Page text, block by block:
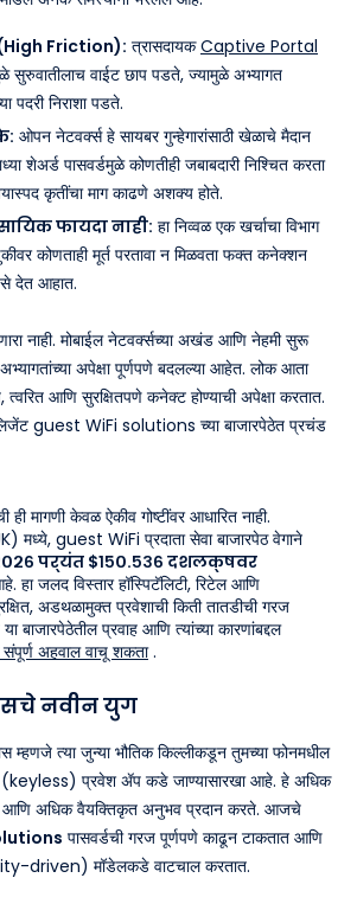
Friction): त्रासदायकCaptive Portal
सुरुवातीलाच वाईट छाप पडते, ज्यामुळे अभ्यागत
पदरी निराशा पडते.
ओपन नेटवर्क्स हे सायबर गुन्हेगारांसाठी खेळाचे मैदान
शेअर्ड पासवर्डमुळे कोणतीही जबाबदारी निश्चित करता
कृतींचा माग काढणे अशक्य होते.
फायदा नाही: हा निव्वळ एक खर्चाचा विभाग
कोणताही मूर्त परतावा न मिळवता फक्त कनेक्शन
देत आहात.
नाही. मोबाईल नेटवर्क्सच्या अखंड आणि नेहमी सुरू
अभ्यागतांच्या अपेक्षा पूर्णपणे बदलल्या आहेत. लोक आता
त्वरित आणि सुरक्षितपणे कनेक्ट होण्याची अपेक्षा करतात.
guest WiFi solutions च्या बाजारपेठेत प्रचंड
ही मागणी केवळ ऐकीव गोष्टींवर आधारित नाही.
मध्ये, guest WiFi प्रदाता सेवा बाजारपेठ वेगाने
पर्यंत $१५०.५३६ दशलक्षवर
हा जलद विस्तार हॉस्पिटॅलिटी, रिटेल आणि
अडथळामुक्त प्रवेशाची किती तातडीची गरज
बाजारपेठेतील प्रवाह आणि त्यांच्या कारणांबद्दल
संपूर्ण अहवाल वाचू शकता.
नवीन युग
म्हणजे त्या जुन्या भौतिक किल्लीकडून तुमच्या फोनमधील
(keyless) प्रवेश ॲप कडे जाण्यासारखा आहे. हे अधिक
आणि अधिक वैयक्तिकृत अनुभव प्रदान करते. आजचे
पासवर्डची गरज पूर्णपणे काढून टाकतात आणि
driven) मॉडेलकडे वाटचाल करतात.